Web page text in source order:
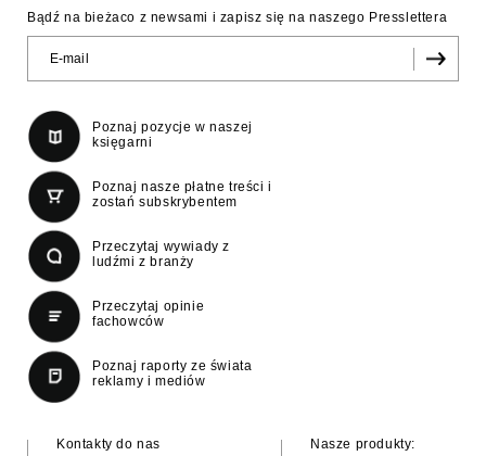
Bądź na bieżaco z newsami i zapisz się na naszego Presslettera
Poznaj pozycje w naszej
księgarni
Poznaj nasze płatne treści i
zostań subskrybentem
Przeczytaj wywiady z
ludźmi z branży
Przeczytaj opinie
fachowców
Poznaj raporty ze świata
reklamy i mediów
Kontakty do nas
Nasze produkty: